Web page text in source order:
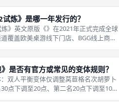
，适配周末线下桌游聚会、晚间碎片化
长浮动由
试炼》是哪一年发行的？
炼》英文原版《》在2021年正式完成全球
覆盖欧美桌游线下门店、BGG线上商
推出德语、法语、西班牙语本地化盒装，
整简
》是否有官方或常见的变体规则？
双人平衡变体仅调整莴苣格名次胡萝卜
点下调至20点、第二名20点下调至10